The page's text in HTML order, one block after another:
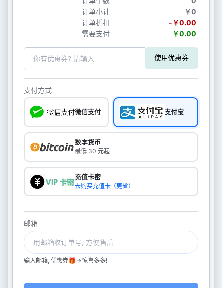
订单小计
￥0
订单折扣
-￥0.00
需要支付
￥0.00
使用优惠券
支付方式
微信支付 支付宝
数字货币
最低 30 元起
充值卡密
去购买充值卡（更省）
邮箱
输入邮箱, 优惠券🎁->惊喜多多!